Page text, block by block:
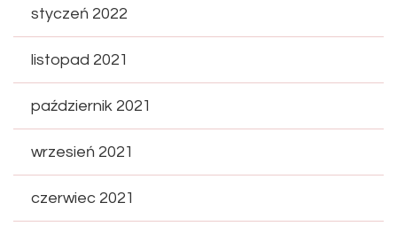
styczeń 2022
listopad 2021
październik 2021
wrzesień 2021
czerwiec 2021